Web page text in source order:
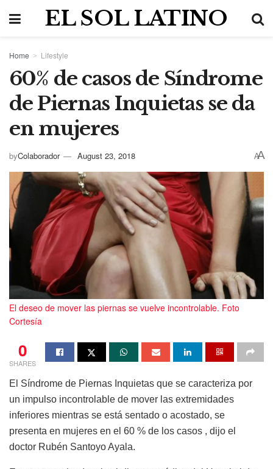
EL SOL LATINO
Home Lifestyle
60% de casos de Síndrome
de Piernas Inquietas se da
en mujeres
byColaborador August 23, 2018 AA
El deseo de mover las piernas se vuelve incontrolable. Foto
Cortesía
0
SHARES
El Síndrome de Piernas Inquietas que se caracteriza por
un impulso incontrolable de mover las extremidades
inferiores mientras se está sentado o acostado, se
presenta en mujeres en el 60 % de los casos , dijo el
doctor Rubén Santoyo Ayala.